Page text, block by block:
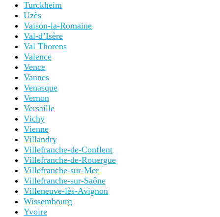
Turckheim
Uzès
Vaison-la-Romaine
Val-d’Isère
Val Thorens
Valence
Vence
Vannes
Venasque
Vernon
Versaille
Vichy
Vienne
Villandry
Villefranche-de-Conflent
Villefranche-de-Rouergue
Villefranche-sur-Mer
Villefranche-sur-Saône
Villeneuve-lès-Avignon
Wissembourg
Yvoire